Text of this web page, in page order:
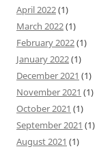
April 2022(1)
March 2022(1)
February 2022(1)
January 2022(1)
December 2021 (1)
November 2021 (1)
October 2021 (1)
September 2021 (1)
August 2021 (1)